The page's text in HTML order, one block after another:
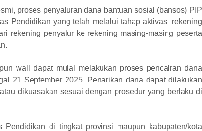
proses penyaluran dana bantuan sosial (bansos) PIP
Pendidikan yang telah melalui tahap aktivasi rekening
rekening penyalur ke rekening masing-masing peserta
wali dapat mulai melakukan proses pencairan dana
21 September 2025. Penarikan dana dapat dilakukan
dikuasakan sesuai dengan prosedur yang berlaku di
di tingkat provinsi maupun kabupaten/kota